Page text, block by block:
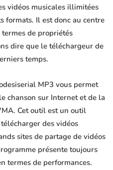
vidéos musicales illimitées
formats. Il est donc au centre
de propriétés
dire que le téléchargeur de
temps.
MP3 vous permet
chanson sur Internet et de la
Cet outil est un outil
des vidéos
sites de partage de vidéos
présente toujours
termes de performances.